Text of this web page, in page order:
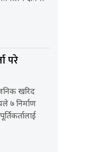
परे
खरिद
७ निर्माण